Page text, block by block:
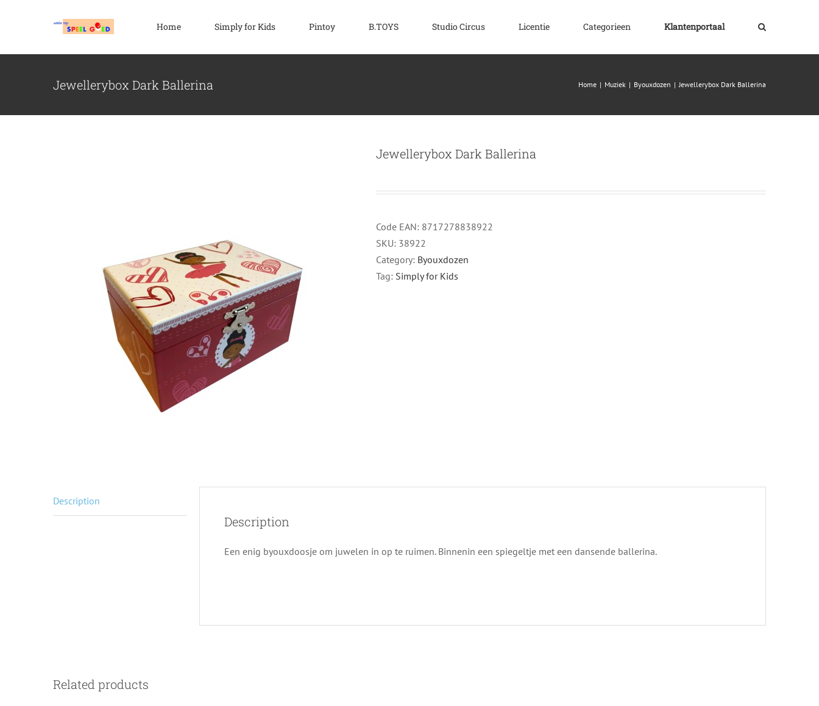
Home Simply for Kids Pintoy B.TOYS Studio Circus Licentie Categorieen Klantenportaal
Jewellerybox Dark Ballerina Home | Muziek | Byouxdozen | Jewellerybox Dark Ballerina
Jewellerybox Dark Ballerina
Code EAN: 8717278838922
SKU: 38922
Category: Byouxdozen
Tag: Simply for Kids
Description
Description
Een enig byouxdoosje om juwelen in op te ruimen. Binnenin een spiegeltje met een dansende ballerina.
Related products